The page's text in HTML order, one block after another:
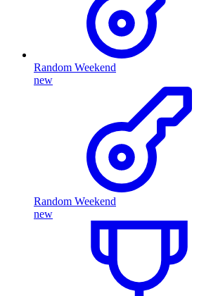
Random Weekend
new
Random Weekend
new